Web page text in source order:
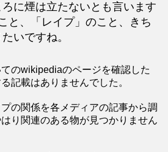
に煙は立たないとも言います
と、「レイプ」のこと、きち
いですね。
のwikipediaのページを確認した
記載はありませんでした。
の関係を各メディアの記事から調
り関連のある物が見つかりません